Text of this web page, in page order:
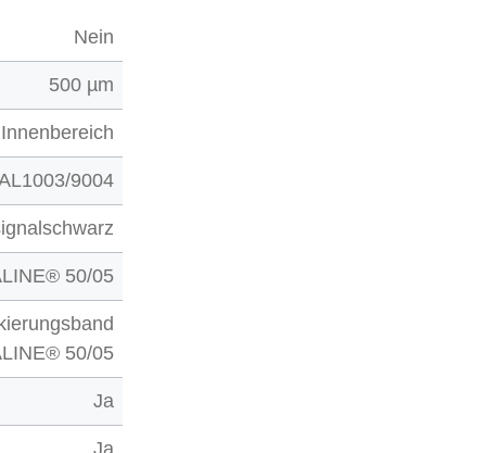
Nein
500 µm
Innenbereich
9004
50/05
50/05
Ja